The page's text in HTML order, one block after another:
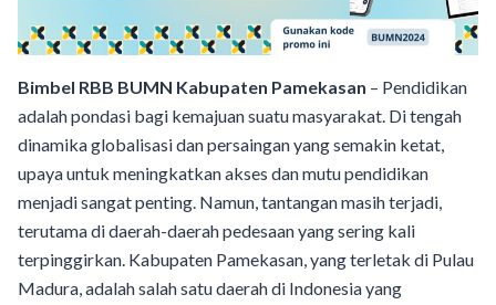
Bimbel RBB BUMN Kabupaten Pamekasan – Pendidikan
adalah pondasi bagi kemajuan suatu masyarakat. Di tengah
dinamika globalisasi dan persaingan yang semakin ketat,
upaya untuk meningkatkan akses dan mutu pendidikan
menjadi sangat penting. Namun, tantangan masih terjadi,
terutama di daerah-daerah pedesaan yang sering kali
terpinggirkan. Kabupaten Pamekasan, yang terletak di Pulau
Madura, adalah salah satu daerah di Indonesia yang